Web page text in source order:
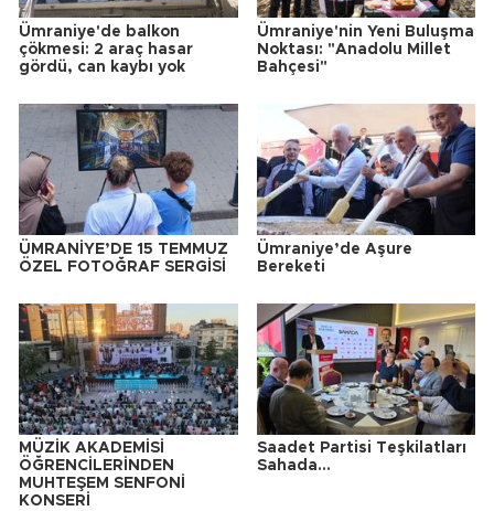
Ümraniye'de balkon
çökmesi: 2 araç hasar
gördü, can kaybı yok
Ümraniye'nin Yeni Buluşma
Noktası: "Anadolu Millet
Bahçesi"
ÜMRANİYE’DE 15 TEMMUZ
ÖZEL FOTOĞRAF SERGİSİ
Ümraniye’de Aşure
Bereketi
MÜZİK AKADEMİSİ
ÖĞRENCİLERİNDEN
MUHTEŞEM SENFONİ
KONSERİ
Saadet Partisi Teşkilatları
Sahada...